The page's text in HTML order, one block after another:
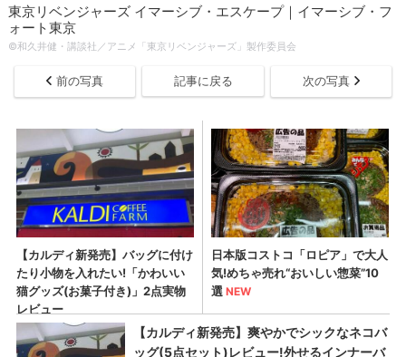
東京リベンジャーズ イマーシブ・エスケープ｜イマーシブ・フ
ォート東京
©和久井健・講談社／アニメ「東京リベンジャーズ」製作委員会
前の写真 記事に戻る 次の写真